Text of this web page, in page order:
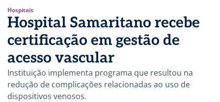
Hospitais
Hospital Samaritano recebe
certificação em gestão de
acesso vascular
Instituição implementa programa que resultou na
redução de complicações relacionadas ao uso de
dispositivos venosos.